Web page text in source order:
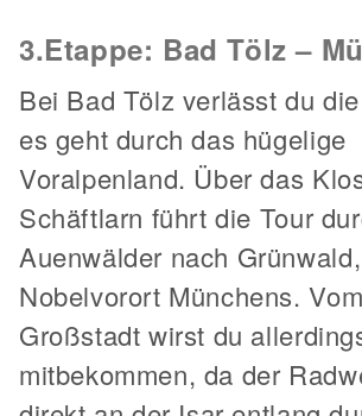
3.Etappe: Bad Tölz –
Bei Bad Tölz verlässt du
es geht durch das hügelige
Voralpenland. Über das
Schäftlarn führt die Tour
Auenwälder nach
Nobelvorort Münchens.
Großstadt wirst du
mitbekommen, da der